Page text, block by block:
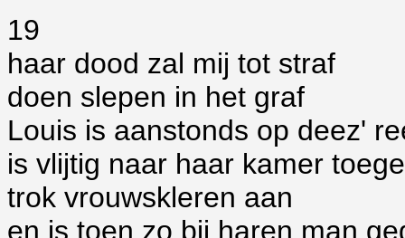
19
haar dood zal mij tot straf
doen slepen in het graf
Louis is aanstonds op deez'
is vlijtig naar haar kamer
trok vrouwskleren aan
en is toen zo bij haren man